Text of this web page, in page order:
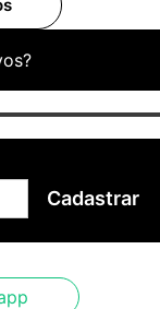
Cadastrar